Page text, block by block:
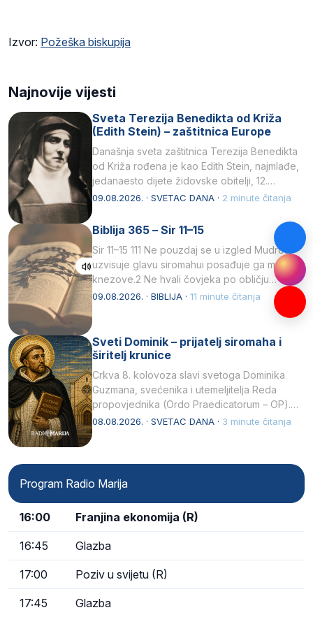
Izvor: Požeška biskupija
Najnovije vijesti
Sveta Terezija Benedikta od Križa
(Edith Stein) – zaštitnica Europe
Današnja sveta zaštitnica Terezija Benedikta
od Križa rođena je kao Edith Stein, najmlađe,
jedanaesto dijete židovske obitelji, 12.
listopada 1891, u Wrocławu…
09.08.2026. · SVETAC DANA · 2 minute čitanja
Biblija 365 – Sir 11–15
Sir 11–15 111 Ne pouzdaj se u izgled Mudrost
uzvisuje glavu siromahui posađuje ga među
knezove.2 Ne hvali čovjeka po obličju
njegovui…
09.08.2026. · BIBLIJA · 11 minute čitanja
Sveti Dominik – prijatelj siromaha i
širitelj krunice
Crkva 8. kolovoza slavi svetoga Dominika
Guzmana, svećenika i utemeljitelja Reda
propovjednika (Ordo Praedicatorum – OP).
Svojim životom, dubokom ljubavlju prema
08.08.2026. · SVETAC DANA · 3 minute čitanja
Program Radio Marija
16:00 Franjina ekonomija (R)
16:45 Glazba
17:00 Poziv u svijetu (R)
17:45 Glazba